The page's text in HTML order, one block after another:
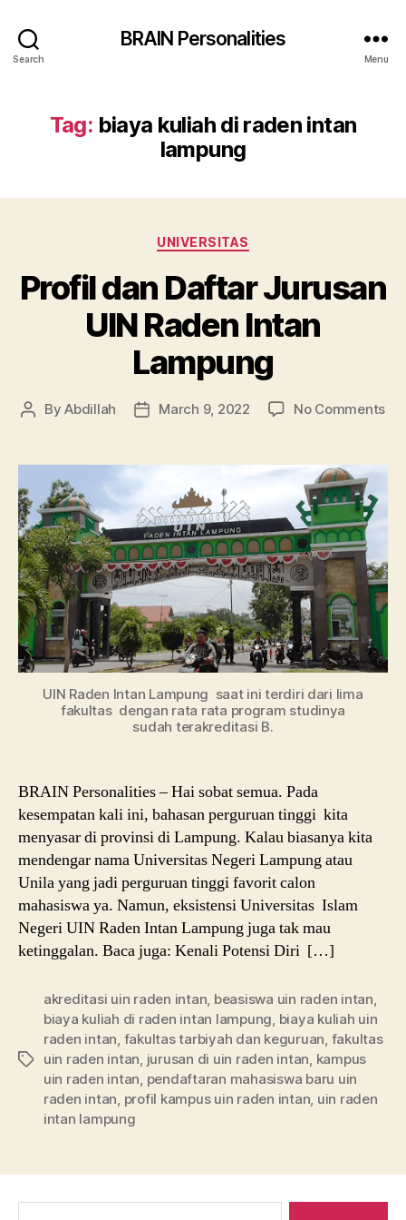
Search
BRAIN Personalities
Menu
Tag: biaya kuliah di raden intan
lampung
Categories
UNIVERSITAS
Profil dan Daftar Jurusan
UIN Raden Intan
Lampung
PostByAbdillah
PostMarch 9, 2022 No Commentson
UIN Raden Intan Lampung saat ini terdiri dari lima
fakultas dengan rata rata program studinya
sudah terakreditasi B.
BRAIN Personalities – Hai sobat semua. Pada
kesempatan kali ini, bahasan perguruan tinggi kita
menyasar di provinsi di Lampung. Kalau biasanya kita
mendengar nama Universitas Negeri Lampung atau
Unila yang jadi perguruan tinggi favorit calon
mahasiswa ya. Namun, eksistensi Universitas Islam
Negeri UIN Raden Intan Lampung juga tak mau
ketinggalan. Baca juga: Kenali Potensi Diri […]
Tags
akreditasi uin raden intan, beasiswa uin raden intan,
biaya kuliah di raden intan lampung, biaya kuliah uin
raden intan, fakultas tarbiyah dan keguruan, fakultas
uin raden intan, jurusan di uin raden intan, kampus
uin raden intan, pendaftaran mahasiswa baru uin
raden intan, profil kampus uin raden intan, uin raden
intan lampung